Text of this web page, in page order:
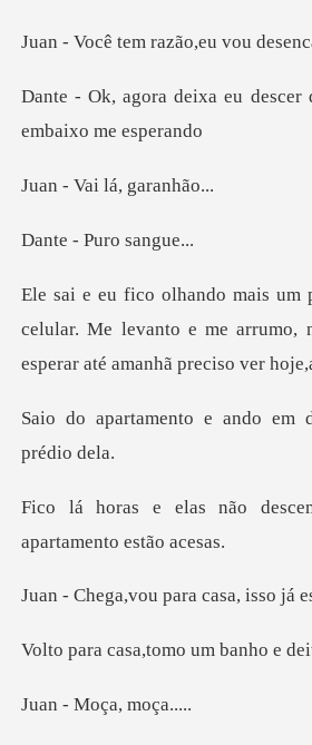
em razão,eu v
u descer
ai lá, g
Puro s
celular. Me levanto e me arrumo,
e ando em
ra casa, isso já
asa,tomo um
Moça, m